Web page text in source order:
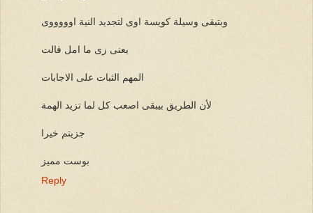
وبتبقى وسيلة كويسة اوى لتجديد النية اوووووى
يعنى زى ما امل قالت
المهم الثبات على الاجابات
لأن الطريق بيبقى اصعب كل لما تزيد الهمة
جزيتم خيرا
بوست مميز
Reply